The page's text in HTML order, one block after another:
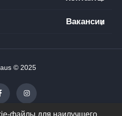
Вакансии
© 2025